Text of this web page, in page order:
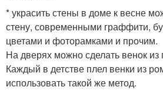
* украсить стены в доме к весне
стену, современными граффити,
цветами и фоторамками и прочим.
На дверях можно сделать венок из
Каждый в детстве плел венки из
использовать такой же метод.